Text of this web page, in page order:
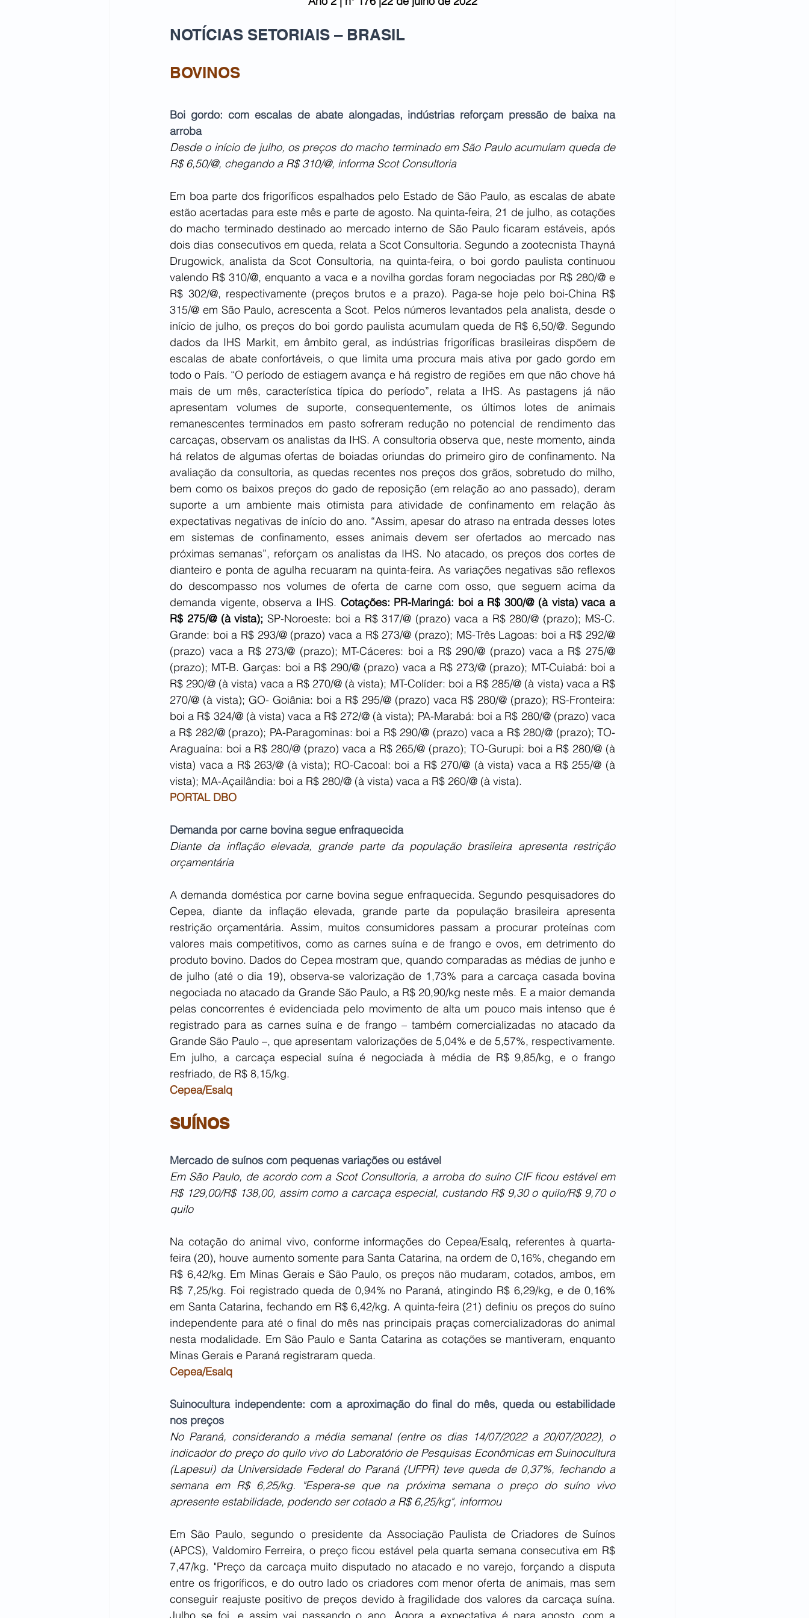
NOTÍCIAS SETORIAIS – BRASIL
BOVINOS
Boi gordo: com escalas de abate alongadas, indústrias reforçam pressão de baixa na
arroba
Desde o início de julho, os preços do macho terminado em São Paulo acumulam queda de
R$ 6,50/@, chegando a R$ 310/@, informa Scot Consultoria
Em boa parte dos frigoríficos espalhados pelo Estado de São Paulo, as escalas de abate
estão acertadas para este mês e parte de agosto. Na quinta-feira, 21 de julho, as cotações
do macho terminado destinado ao mercado interno de São Paulo ficaram estáveis, após
dois dias consecutivos em queda, relata a Scot Consultoria. Segundo a zootecnista Thayná
Drugowick, analista da Scot Consultoria, na quinta-feira, o boi gordo paulista continuou
valendo R$ 310/@, enquanto a vaca e a novilha gordas foram negociadas por R$ 280/@ e
R$ 302/@, respectivamente (preços brutos e a prazo). Paga-se hoje pelo boi-China R$
315/@ em São Paulo, acrescenta a Scot. Pelos números levantados pela analista, desde o
início de julho, os preços do boi gordo paulista acumulam queda de R$ 6,50/@. Segundo
dados da IHS Markit, em âmbito geral, as indústrias frigoríficas brasileiras dispõem de
escalas de abate confortáveis, o que limita uma procura mais ativa por gado gordo em
todo o País. “O período de estiagem avança e há registro de regiões em que não chove há
mais de um mês, característica típica do período”, relata a IHS. As pastagens já não
apresentam volumes de suporte, consequentemente, os últimos lotes de animais
remanescentes terminados em pasto sofreram redução no potencial de rendimento das
carcaças, observam os analistas da IHS. A consultoria observa que, neste momento, ainda
há relatos de algumas ofertas de boiadas oriundas do primeiro giro de confinamento. Na
avaliação da consultoria, as quedas recentes nos preços dos grãos, sobretudo do milho,
bem como os baixos preços do gado de reposição (em relação ao ano passado), deram
suporte a um ambiente mais otimista para atividade de confinamento em relação às
expectativas negativas de início do ano. “Assim, apesar do atraso na entrada desses lotes
em sistemas de confinamento, esses animais devem ser ofertados ao mercado nas
próximas semanas”, reforçam os analistas da IHS. No atacado, os preços dos cortes de
dianteiro e ponta de agulha recuaram na quinta-feira. As variações negativas são reflexos
do descompasso nos volumes de oferta de carne com osso, que seguem acima da
demanda vigente, observa a IHS. Cotações: PR-Maringá: boi a R$ 300/@ (à vista) vaca a
R$ 275/@ (à vista); SP-Noroeste: boi a R$ 317/@ (prazo) vaca a R$ 280/@ (prazo); MS-C.
Grande: boi a R$ 293/@ (prazo) vaca a R$ 273/@ (prazo); MS-Três Lagoas: boi a R$ 292/@
(prazo) vaca a R$ 273/@ (prazo); MT-Cáceres: boi a R$ 290/@ (prazo) vaca a R$ 275/@
(prazo); MT-B. Garças: boi a R$ 290/@ (prazo) vaca a R$ 273/@ (prazo); MT-Cuiabá: boi a
R$ 290/@ (à vista) vaca a R$ 270/@ (à vista); MT-Colíder: boi a R$ 285/@ (à vista) vaca a R$
270/@ (à vista); GO- Goiânia: boi a R$ 295/@ (prazo) vaca R$ 280/@ (prazo); RS-Fronteira:
boi a R$ 324/@ (à vista) vaca a R$ 272/@ (à vista); PA-Marabá: boi a R$ 280/@ (prazo) vaca
a R$ 282/@ (prazo); PA-Paragominas: boi a R$ 290/@ (prazo) vaca a R$ 280/@ (prazo); TO-
Araguaína: boi a R$ 280/@ (prazo) vaca a R$ 265/@ (prazo); TO-Gurupi: boi a R$ 280/@ (à
vista) vaca a R$ 263/@ (à vista); RO-Cacoal: boi a R$ 270/@ (à vista) vaca a R$ 255/@ (à
vista); MA-Açailândia: boi a R$ 280/@ (à vista) vaca a R$ 260/@ (à vista).
PORTAL DBO
Demanda por carne bovina segue enfraquecida
Diante da inflação elevada, grande parte da população brasileira apresenta restrição
orçamentária
A demanda doméstica por carne bovina segue enfraquecida. Segundo pesquisadores do
Cepea, diante da inflação elevada, grande parte da população brasileira apresenta
restrição orçamentária. Assim, muitos consumidores passam a procurar proteínas com
valores mais competitivos, como as carnes suína e de frango e ovos, em detrimento do
produto bovino. Dados do Cepea mostram que, quando comparadas as médias de junho e
de julho (até o dia 19), observa-se valorização de 1,73% para a carcaça casada bovina
negociada no atacado da Grande São Paulo, a R$ 20,90/kg neste mês. E a maior demanda
pelas concorrentes é evidenciada pelo movimento de alta um pouco mais intenso que é
registrado para as carnes suína e de frango – também comercializadas no atacado da
Grande São Paulo –, que apresentam valorizações de 5,04% e de 5,57%, respectivamente.
Em julho, a carcaça especial suína é negociada à média de R$ 9,85/kg, e o frango
resfriado, de R$ 8,15/kg.
Cepea/Esalq
SUÍNOS
Mercado de suínos com pequenas variações ou estável
Em São Paulo, de acordo com a Scot Consultoria, a arroba do suíno CIF ficou estável em
R$ 129,00/R$ 138,00, assim como a carcaça especial, custando R$ 9,30 o quilo/R$ 9,70 o
quilo
Na cotação do animal vivo, conforme informações do Cepea/Esalq, referentes à quarta-
feira (20), houve aumento somente para Santa Catarina, na ordem de 0,16%, chegando em
R$ 6,42/kg. Em Minas Gerais e São Paulo, os preços não mudaram, cotados, ambos, em
R$ 7,25/kg. Foi registrado queda de 0,94% no Paraná, atingindo R$ 6,29/kg, e de 0,16%
em Santa Catarina, fechando em R$ 6,42/kg. A quinta-feira (21) definiu os preços do suíno
independente para até o final do mês nas principais praças comercializadoras do animal
nesta modalidade. Em São Paulo e Santa Catarina as cotações se mantiveram, enquanto
Minas Gerais e Paraná registraram queda.
Cepea/Esalq
Suinocultura independente: com a aproximação do final do mês, queda ou estabilidade
nos preços
No Paraná, considerando a média semanal (entre os dias 14/07/2022 a 20/07/2022), o
indicador do preço do quilo vivo do Laboratório de Pesquisas Econômicas em Suinocultura
(Lapesui) da Universidade Federal do Paraná (UFPR) teve queda de 0,37%, fechando a
semana em R$ 6,25/kg. "Espera-se que na próxima semana o preço do suíno vivo
apresente estabilidade, podendo ser cotado a R$ 6,25/kg", informou
Em São Paulo, segundo o presidente da Associação Paulista de Criadores de Suínos
(APCS), Valdomiro Ferreira, o preço ficou estável pela quarta semana consecutiva em R$
7,47/kg. "Preço da carcaça muito disputado no atacado e no varejo, forçando a disputa
entre os frigoríficos, e do outro lado os criadores com menor oferta de animais, mas sem
conseguir reajuste positivo de preços devido à fragilidade dos valores da carcaça suína.